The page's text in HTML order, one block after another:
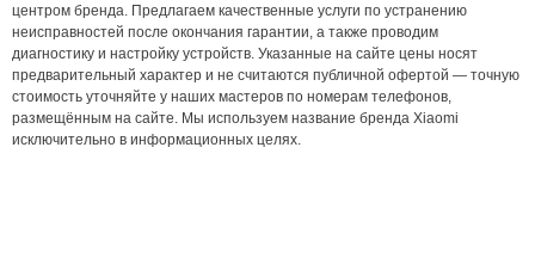
центром бренда. Предлагаем качественные услуги по устранению
неисправностей после окончания гарантии, а также проводим
диагностику и настройку устройств. Указанные на сайте цены носят
предварительный характер и не считаются публичной офертой — точную
стоимость уточняйте у наших мастеров по номерам телефонов,
размещённым на сайте. Мы используем название бренда Xiaomi
исключительно в информационных целях.